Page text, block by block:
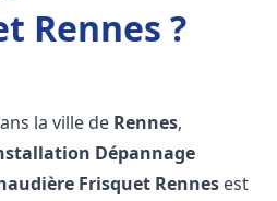
Rennes ?
la ville de Rennes,
Dépannage
Frisquet Rennes est